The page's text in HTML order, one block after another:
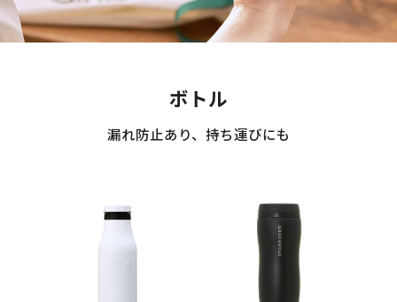
ボトル
漏れ防止あり、持ち運びにも